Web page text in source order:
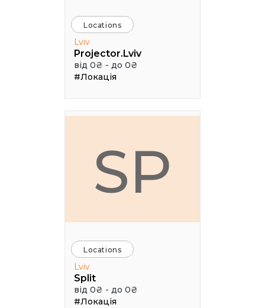
Locations
Lviv
Projector.Lviv
від 0₴ - до 0₴
#Локація
SP
Locations
Lviv
Split
від 0₴ - до 0₴
#Локація